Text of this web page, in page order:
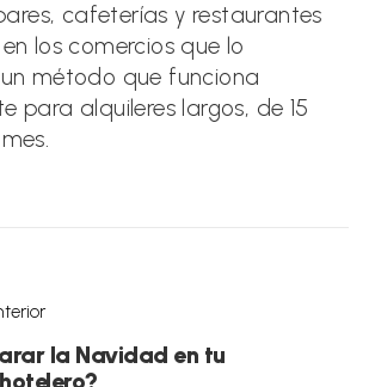
cafeterías y restaurantes
los comercios que lo
método que funciona
para alquileres largos, de 15
la Navidad en tu